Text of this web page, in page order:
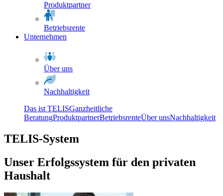
Produktpartner
Betriebsrente
Unternehmen
Über uns
Nachhaltigkeit
Das ist TELISGanzheitliche
BeratungProduktpartnerBetriebsrenteÜber unsNachhaltigkeit
TELIS-System
Unser Erfolgssystem für den privaten
Haushalt